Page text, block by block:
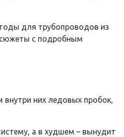
для трубопроводов из
с подробным
них ледовых пробок,
а в худшем – вынудит